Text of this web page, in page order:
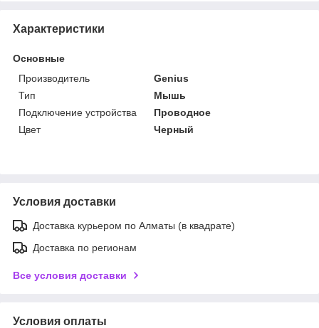
Характеристики
Основные
Производитель
Genius
Тип
Мышь
Подключение устройства
Проводное
Цвет
Черный
Условия доставки
Доставка курьером по Алматы (в квадрате)
Доставка по регионам
Все условия доставки
Условия оплаты